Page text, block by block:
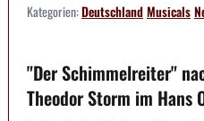
Kategorien:DeutschlandMusicals
"Der Schimmelreiter"
Theodor Storm im Hans